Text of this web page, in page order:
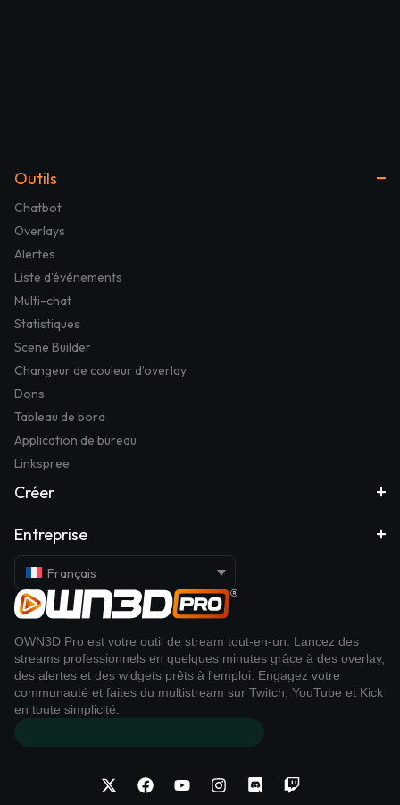
Outils
Chatbot
Overlays
Alertes
Liste d’événements
Multi-chat
Statistiques
Scene Builder
Changeur de couleur d’overlay
Dons
Tableau de bord
Application de bureau
Linkspree
Créer
Entreprise
Français
OWN3D Pro est votre outil de stream tout-en-un. Lancez des
streams professionnels en quelques minutes grâce à des overlay,
des alertes et des widgets prêts à l'emploi. Engagez votre
communauté et faites du multistream sur Twitch, YouTube et Kick
en toute simplicité.